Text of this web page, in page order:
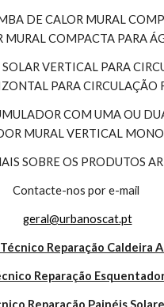
DE CALOR MURAL
COMPACTA PARA
VERTICAL PARA
PARA CIRCULAÇÃO
COM UMA OU
MURAL VERTICAL
SOBRE OS PRODUTOS
Contacte-nos por e-mail
geral@urbanoscat.pt
Reparação Caldeira
Reparação
Reparação Painéis